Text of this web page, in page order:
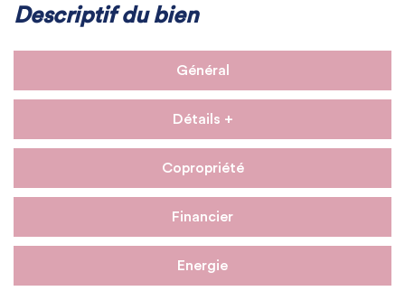
Descriptif du bien
Général
Détails +
Copropriété
Financier
Energie